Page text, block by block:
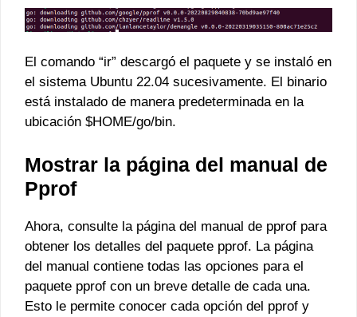
El comando “ir” descargó el paquete y se instaló en
el sistema Ubuntu 22.04 sucesivamente. El binario
está instalado de manera predeterminada en la
ubicación $HOME/go/bin.
Mostrar la página del manual de
Pprof
Ahora, consulte la página del manual de pprof para
obtener los detalles del paquete pprof. La página
del manual contiene todas las opciones para el
paquete pprof con un breve detalle de cada una.
Esto le permite conocer cada opción del pprof y